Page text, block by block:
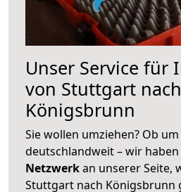
Unser Service für
von Stuttgart nach
Königsbrunn
Sie wollen umziehen? Ob
deutschlandweit – wir haben
Netzwerkan unserer Seite,
Stuttgart nach Königsbrunn